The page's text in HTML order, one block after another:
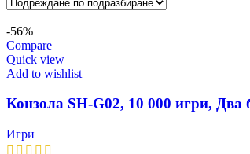
-56%
Compare
Quick view
Add to wishlist
Конзола SH-G02, 10 000 игри,
Игри